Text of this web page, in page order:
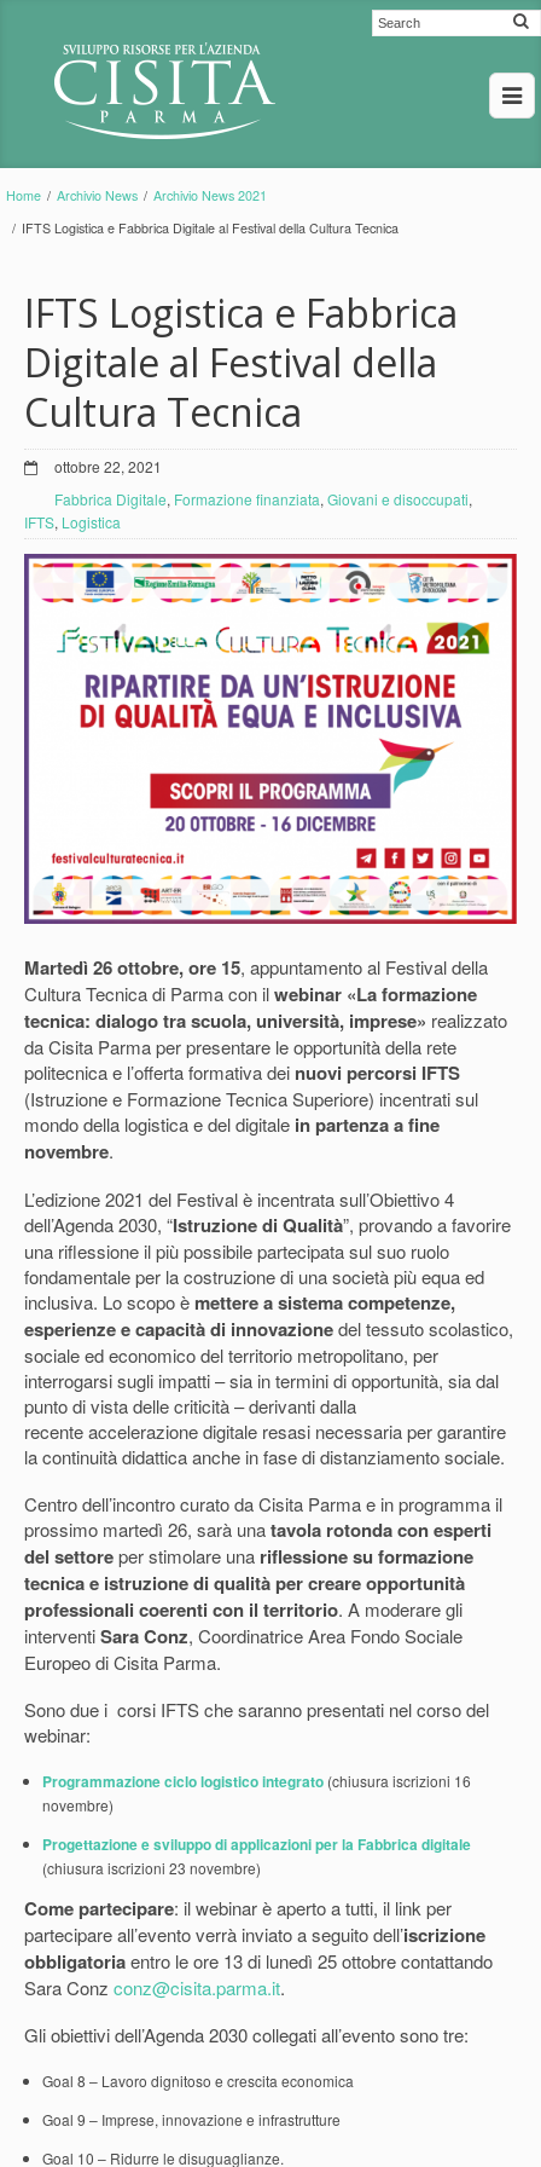
Home / Archivio News / Archivio News 2021
/ IFTS Logistica e Fabbrica Digitale al Festival della Cultura Tecnica
IFTS Logistica e Fabbrica
Digitale al Festival della
Cultura Tecnica
ottobre 22, 2021
Fabbrica Digitale, Formazione finanziata, Giovani e disoccupati,
IFTS, Logistica
Martedì 26 ottobre, ore 15, appuntamento al Festival della
Cultura Tecnica di Parma con ilwebinar «La formazione
tecnica: dialogo tra scuola, università, imprese» realizzato
da Cisita Parma per presentare le opportunità della rete
politecnica e l’offerta formativa dei nuovi percorsi IFTS
(Istruzione e Formazione Tecnica Superiore) incentrati sul
mondo della logistica e del digitale in partenza a fine
novembre.
L’edizione 2021 del Festival è incentrata sull’Obiettivo 4
dell’Agenda 2030, “Istruzione di Qualità”, provando a favorire
una riflessione il più possibile partecipata sul suo ruolo
fondamentale per la costruzione di una società più equa ed
inclusiva. Lo scopo è mettere a sistema competenze,
esperienze e capacità di innovazionedel tessuto scolastico,
sociale ed economico del territorio metropolitano, per
interrogarsi sugli impatti – sia in termini di opportunità, sia dal
punto di vista delle criticità – derivanti dalla
recente accelerazione digitale resasi necessaria per garantire
la continuità didattica anche in fase di distanziamento sociale.
Centro dell’incontro curato da Cisita Parma e in programma il
prossimo martedì 26, sarà unatavola rotonda con esperti
del settoreper stimolare una riflessione su formazione
tecnica e istruzione di qualità per creare opportunità
professionali coerenti con il territorio. A moderare gli
interventiSara Conz, Coordinatrice Area Fondo Sociale
Europeo di Cisita Parma.
Sono due i corsi IFTS che saranno presentati nel corso del
webinar:
Programmazione ciclo logistico integrato (chiusura iscrizioni 16
novembre)
Progettazione e sviluppo di applicazioni per la Fabbrica digitale
(chiusura iscrizioni 23 novembre)
Come partecipare: il webinar è aperto a tutti, il link per
partecipare all’evento verrà inviato a seguito dell’iscrizione
obbligatoriaentro le ore 13 di lunedì 25 ottobre contattando
Sara Conz conz@cisita.parma.it.
Gli obiettivi dell’Agenda 2030 collegati all’evento sono tre:
Goal 8 – Lavoro dignitoso e crescita economica
Goal 9 – Imprese, innovazione e infrastrutture
Goal 10 – Ridurre le disuguaglianze.